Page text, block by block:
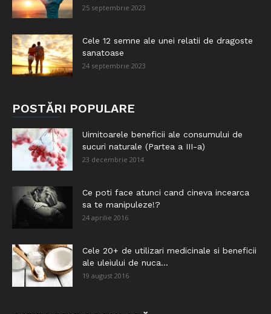
25 septembrie 2023
Cele 12 semne ale unei relatii de dragoste
sanatoase
24 septembrie 2023
POSTĂRI POPULARE
Uimitoarele beneficii ale consumului de
sucuri naturale (Partea a III-a)
23 decembrie 2014
Ce poti face atunci cand cineva incearca
sa te manipuleze!?
24 aprilie 2016
Cele 20+ de utilizari medicinale si beneficii
ale uleiului de nuca...
19 august 2016